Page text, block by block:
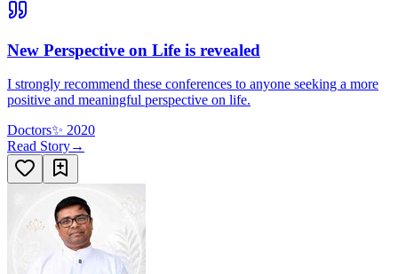
New Perspective on Life is revealed
I strongly recommend these conferences to anyone seeking a more
positive and meaningful perspective on life.
Doctors✨ 2020
Read Story→